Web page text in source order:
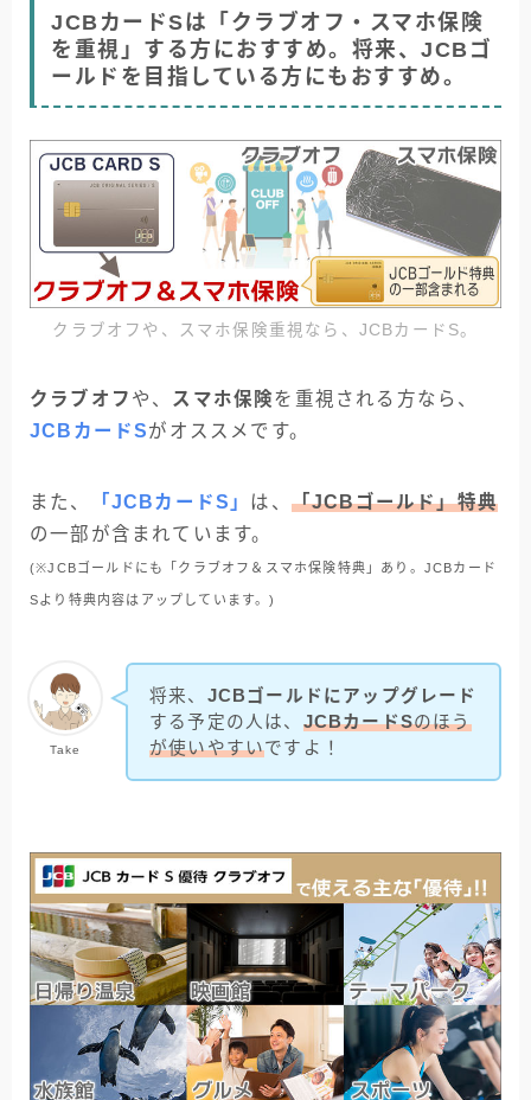
JCBカードSは「クラブオフ・スマホ保険
を重視」する方におすすめ。将来、JCBゴ
ールドを目指している方にもおすすめ。
クラブオフや、スマホ保険重視なら、JCBカードS。
クラブオフ や、 スマホ保険を重視される方なら、
JCBカードSがオススメです。
また、 「JCBカードS」 は、 「JCBゴールド」特典
の一部が含まれています。
(※JCBゴールドにも 「 クラブオフ＆スマホ保険特典」あり。JCBカード
Sより特典内容はアップしています。)
Take
将来、 JCBゴールドにアップグレード
する予定の人は、 JCBカードSのほう
が使いやすいですよ！